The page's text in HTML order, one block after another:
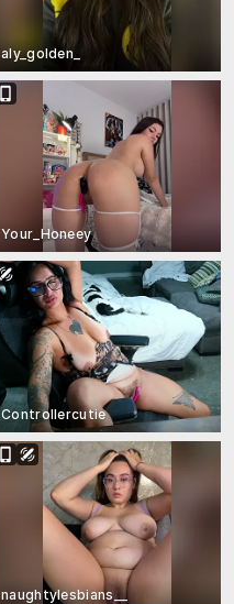
aly_golden_
Your_Honeey
Controllercutie
naughtylesbians__